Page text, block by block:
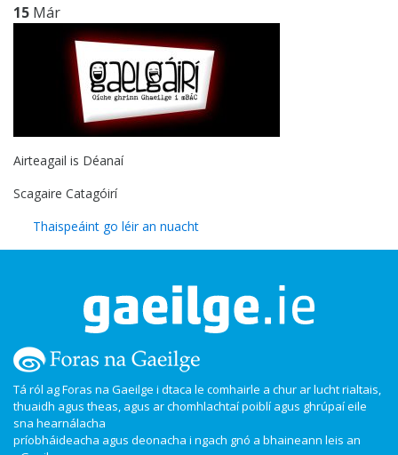
15 Már
Airteagail is Déanaí
Scagaire Catagóirí
Thaispeáint go léir an nuacht
Tá ról ag Foras na Gaeilge i dtaca le comhairle a chur ar lucht rialtais,
thuaidh agus theas, agus ar chomhlachtaí poiblí agus ghrúpaí eile
sna hearnálacha
príobháideacha agus deonacha i ngach gnó a bhaineann leis an